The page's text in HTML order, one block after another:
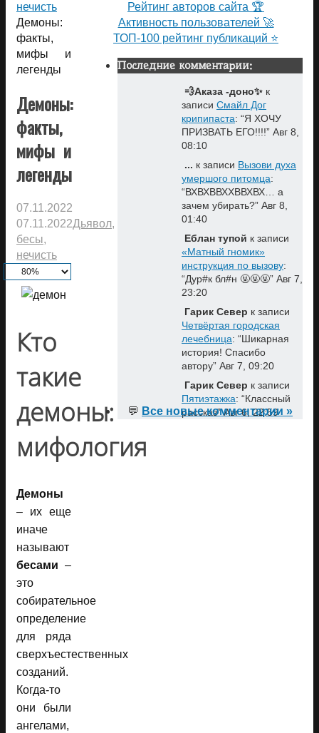
нечисть
Демоны:
факты,
мифы и
легенды
Демоны:
факты,
мифы и
легенды
07.11.2022
07.11.2022Дьявол,
бесы,
нечисть
Кто
такие
демоны:
мифология
Демоны
– их еще
иначе
называют
бесами –
это
собирательное
определение
для ряда
сверхъестественных
созданий.
Когда-то
они были
ангелами,
Рейтинг авторов сайта 🏆
Активность пользователей 🚀
ТОП-100 рейтинг публикаций ⭐
Последние комментарии:
💨Аказа -доно✨ к
записи Смайл Дог
крипипаста: “Я ХОЧУ
ПРИЗВАТЬ ЕГО!!!!” Авг 8,
08:10
... к записи Вызови духа
умершого питомца:
“ВХВХВВХХВВХВХ… а
зачем убирать?” Авг 8,
01:40
Еблан тупой к записи
«Матный гномик»
инструкция по вызову:
“Дур#к бл#н 🤬🤬🤬” Авг 7,
23:20
Гарик Север к записи
Четвёртая городская
лечебница: “Шикарная
история! Спасибо
автору” Авг 7, 09:20
Гарик Север к записи
Пятиэтажка: “Классный
рассказ”Авг 6, 22:59
💬 Все новые комментарии »